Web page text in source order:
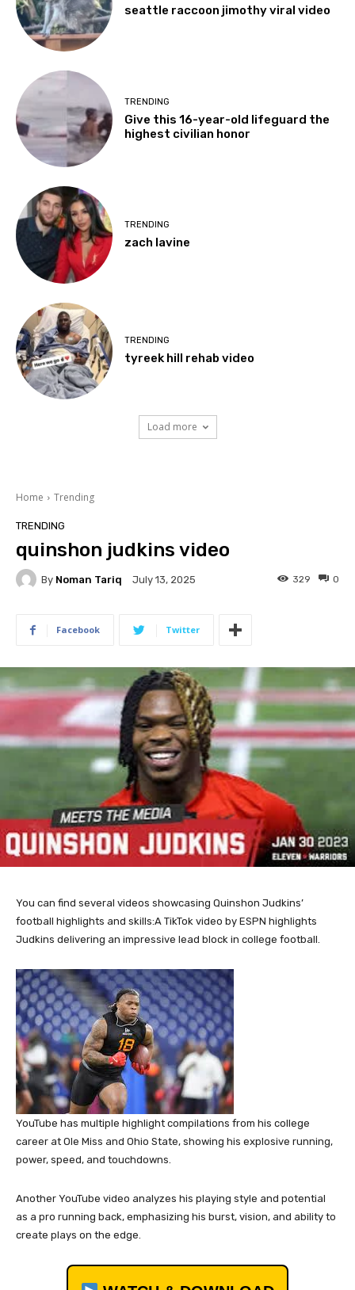
seattle raccoon jimothy viral video
TRENDING
Give this 16-year-old lifeguard the
highest civilian honor
TRENDING
zach lavine
TRENDING
tyreek hill rehab video
Load more